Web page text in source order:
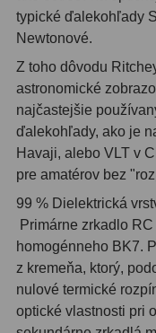
Filtrové kolesá a
Pointácia a
Kalibrace8
ADC, Tilting 14
Rotátory34
Komponenty78
Helical výťahy11
Okulárové výtahy 44
typické ďalekohľady
Newtonové.
Z toho dôvodu
astronomické
najčastejšie
ďalekohľady, ako je
Havaji, alebo VLT v
pre amatérov bez
99 % Dielektrická
Primárne zrkadlo
homogénneho BK7.
z kremeňa, ktorý,
nulové termické
optické vlastnosti pri